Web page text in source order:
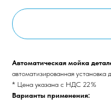
Автоматическая мойка
автоматизированная установка
* Цена указана с НДС 22%
Варианты применения: